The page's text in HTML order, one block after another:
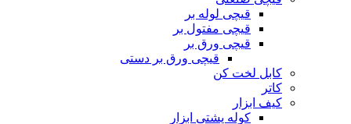
قیچی لوله بر
قیچی مفتول بر
قیچی ورق بر
قیچی ورق بر دستی
کابل لخت کن
کاتر
کیف ابزار
کوله پشتی ابزار